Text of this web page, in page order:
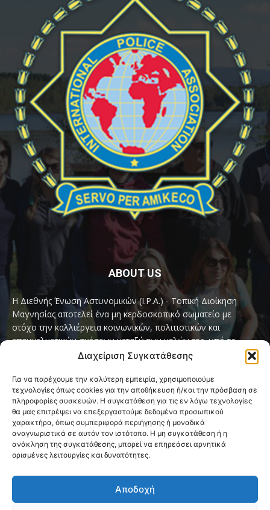
Διαχείριση Συγκατάθεσης
Για να παρέχουμε την καλύτερη εμπειρία, χρησιμοποιούμε
τεχνολογίες όπως cookies για την αποθήκευση ή/και την πρόσβαση σε
πληροφορίες συσκευών. Η συγκατάθεση για τις εν λόγω τεχνολογίες
θα μας επιτρέψει να επεξεργαστούμε δεδομένα προσωπικού
χαρακτήρα, όπως συμπεριφορά περιήγησης ή μοναδικά
αναγνωριστικά σε αυτόν τον ιστότοπο. Η μη συγκατάθεση ή η
ανάκληση της συγκατάθεσης, μπορεί να επηρεάσει αρνητικά
ορισμένες λειτουργίες και δυνατότητες.
Αποδοχή
ABOUT US
Η Διεθνής Ένωση Αστυνομικών (I.P.A.) - Τοπική Διοίκηση
Μαγνησίας αποτελεί ένα μη κερδοσκοπικό σωματείο με
στόχο την καλλιέργεια κοινωνικών, πολιτιστικών και
επαγγελματικών σχέσεων μεταξύ των μελών της, υπό το
παγκόσμιο σύνθημα «Servo per Amikeco» (Υπηρετώ δια της
Contact us:ipamagnesia@gmail.com
FOLLOW US